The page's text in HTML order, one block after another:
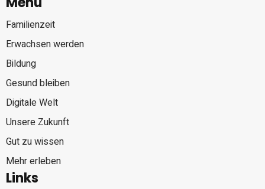
Familienzeit
Erwachsen werden
Bildung
Gesund bleiben
Digitale Welt
Unsere Zukunft
Gut zu wissen
Mehr erleben
Links